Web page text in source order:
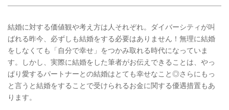
結婚に対する価値観や考え方は人それぞれ。ダイバーシティが叫
ばれる昨今、必ずしも結婚をする必要はありません！無理に結婚
をしなくても「自分で幸せ」をつかみ取れる時代になっていま
す。しかし、実際に結婚をした筆者がお伝えできることは、やっ
ぱり愛するパートナーとの結婚はとても幸せなこと◎さらにもっ
と言うと結婚をすることで受けられるお金に関する優遇措置もあ
ります。